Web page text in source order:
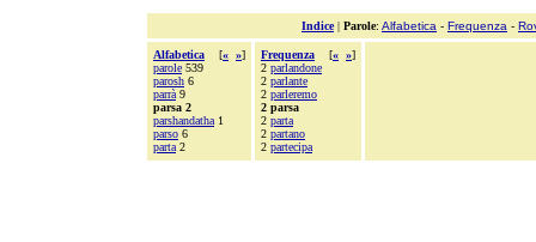
Indice| Parole: Alfabetica - Frequenza -
Alfabetica [« »]
parole 539
parosh 6
parrà 9
parsa 2
parshandatha 1
parso 6
parta 2
Frequenza [« »]
2 parlandone
2 parlante
2 parleremo
2 parsa
2 parta
2 partano
2 partecipa